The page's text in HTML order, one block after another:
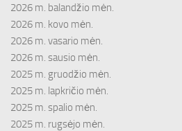
2026 m. balandžio mėn.
2026 m. kovo mėn.
2026 m. vasario mėn.
2026 m. sausio mėn.
2025 m. gruodžio mėn.
2025 m. lapkričio mėn.
2025 m. spalio mėn.
2025 m. rugsėjo mėn.